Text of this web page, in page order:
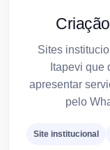
Sites
Itapevi que
apresentar
pelo
Site institucional